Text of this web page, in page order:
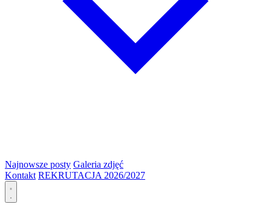
Najnowsze posty Galeria zdjęć
Kontakt REKRUTACJA 2026/2027